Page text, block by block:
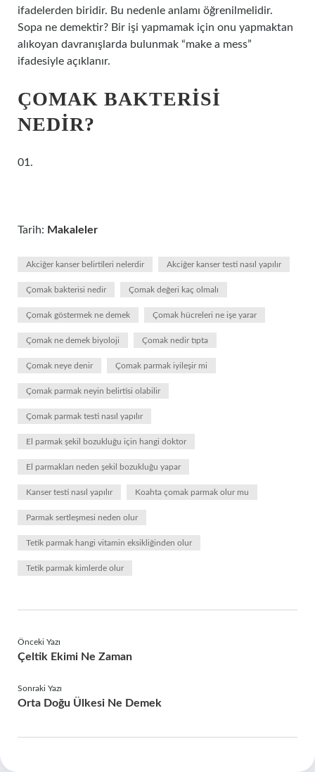
ifadelerden biridir. Bu nedenle anlamı öğrenilmelidir.
Sopa ne demektir? Bir işi yapmamak için onu yapmaktan
alıkoyan davranışlarda bulunmak “make a mess”
ifadesiyle açıklanır.
ÇOMAK BAKTERISI
NEDIR?
01.
Tarih: Makaleler
Akciğer kanser belirtileri nelerdir Akciğer kanser testi nasıl yapılır
Çomak bakterisi nedir Çomak değeri kaç olmalı
Çomak göstermek ne demek Çomak hücreleri ne işe yarar
Çomak ne demek biyoloji Çomak nedir tıpta
Çomak neye denir Çomak parmak iyileşir mi
Çomak parmak neyin belirtisi olabilir
Çomak parmak testi nasıl yapılır
El parmak şekil bozukluğu için hangi doktor
El parmakları neden şekil bozukluğu yapar
Kanser testi nasıl yapılır Koahta çomak parmak olur mu
Parmak sertleşmesi neden olur
Tetik parmak hangi vitamin eksikliğinden olur
Tetik parmak kimlerde olur
Önceki Yazı
Çeltik Ekimi Ne Zaman
Sonraki Yazı
Orta Doğu Ülkesi Ne Demek